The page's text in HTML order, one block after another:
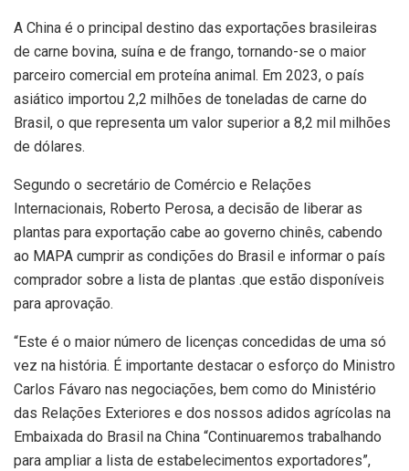
A China é o principal destino das exportações brasileiras
de carne bovina, suína e de frango, tornando-se o maior
parceiro comercial em proteína animal. Em 2023, o país
asiático importou 2,2 milhões de toneladas de carne do
Brasil, o que representa um valor superior a 8,2 mil milhões
de dólares.
Segundo o secretário de Comércio e Relações
Internacionais, Roberto Perosa, a decisão de liberar as
plantas para exportação cabe ao governo chinês, cabendo
ao MAPA cumprir as condições do Brasil e informar o país
comprador sobre a lista de plantas .que estão disponíveis
para aprovação.
“Este é o maior número de licenças concedidas de uma só
vez na história. É importante destacar o esforço do Ministro
Carlos Fávaro nas negociações, bem como do Ministério
das Relações Exteriores e dos nossos adidos agrícolas na
Embaixada do Brasil na China “Continuaremos trabalhando
para ampliar a lista de estabelecimentos exportadores”,